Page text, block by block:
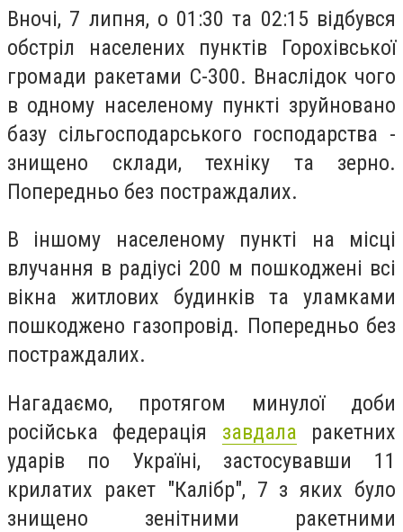
Вночі, 7 липня, о 01:30 та 02:15 відбувся
обстріл населених пунктів Горохівської
громади ракетами С-300. Внаслідок чого
в одному населеному пункті зруйновано
базу сільгосподарського господарства -
знищено склади, техніку та зерно.
Попередньо без постраждалих.
В іншому населеному пункті на місці
влучання в радіусі 200 м пошкоджені всі
вікна житлових будинків та уламками
пошкоджено газопровід. Попередньо без
постраждалих.
Нагадаємо, протягом минулої доби
російська федерація завдала ракетних
ударів по Україні, застосувавши 11
крилатих ракет "Калібр", 7 з яких було
знищено зенітними ракетними